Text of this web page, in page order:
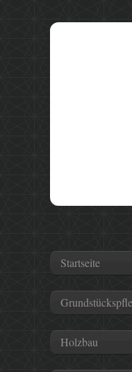
Startseite
Holzbau